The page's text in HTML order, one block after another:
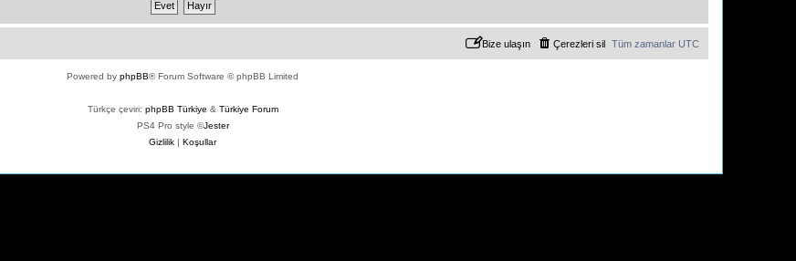
Tüm zamanlar UTC
Çerezleri sil
Bize ulaşın
Powered by phpBB® Forum Software © phpBB Limited
Türkçe çeviri: phpBB Türkiye & Türkiye Forum
PS4 Pro style ©Jester
Gizlilik | Koşullar